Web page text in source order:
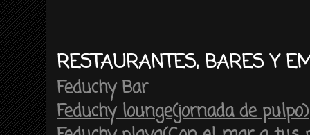
RESTAURANTES, BARES Y
Feduchy Bar
Feduchy lounge(jornada de pulpo)